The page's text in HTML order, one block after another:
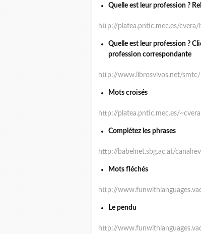
Quelle est leur profession ?
http://platea.pntic.mec.es/
Quelle est leur profession ?
profession correspondante
http://www.librosvivos.net/smtc/
Mots croisés
http://platea.pntic.mec.es/
Complétez les phrases
http://babelnet.sbg.ac.at/
Mots fléchés
http://
Le pendu
http://